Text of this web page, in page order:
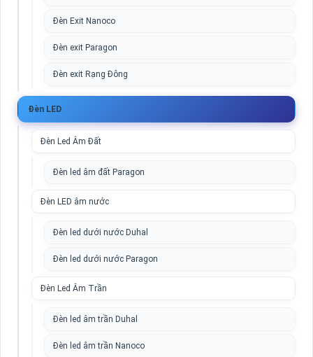
Đèn Exit Nanoco
Đèn exit Paragon
Đèn exit Rạng Đông
Đèn LED
Đèn Led Âm Đất
Đèn led âm đất Paragon
Đèn LED âm nước
Đèn led dưới nước Duhal
Đèn led dưới nước Paragon
Đèn Led Âm Trần
Đèn led âm trần Duhal
Đèn led âm trần Nanoco